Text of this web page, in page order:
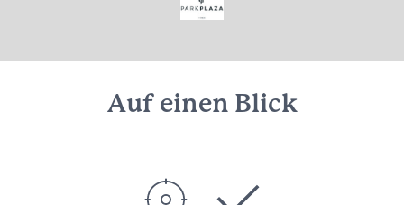
Auf einen Blick